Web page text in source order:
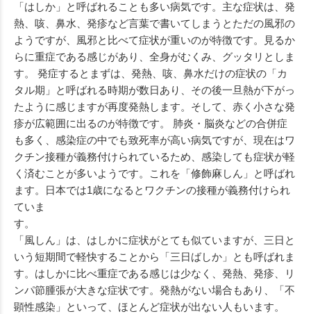
「はしか」と呼ばれることも多い病気です。主な症状は、発
熱、咳、鼻水、発疹など言葉で書いてしまうとただの風邪の
ようですが、風邪と比べて症状が重いのが特徴です。見るか
らに重症である感じがあり、全身がむくみ、グッタリとしま
す。 発症するとまずは、発熱、咳、鼻水だけの症状の「カ
タル期」と呼ばれる時期が数日あり、その後一旦熱が下がっ
たように感じますが再度発熱します。そして、赤く小さな発
疹が広範囲に出るのが特徴です。 肺炎・脳炎などの合併症
も多く、感染症の中でも致死率が高い病気ですが、現在はワ
クチン接種が義務付けられているため、感染しても症状が軽
く済むことが多いようです。これを「修飾麻しん」と呼ばれ
ます。日本では1歳になるとワクチンの接種が義務付けられ
ていま
す
「風しん」は、はしかに症状がとても似ていますが、三日と
いう短期間で軽快することから「三日ばしか」とも呼ばれま
す。はしかに比べ重症である感じは少なく、発熱、発疹、リ
ンパ節腫張が大きな症状です。発熱がない場合もあり、「不
顕性感染」といって、ほとんど症状が出ない人もいます。